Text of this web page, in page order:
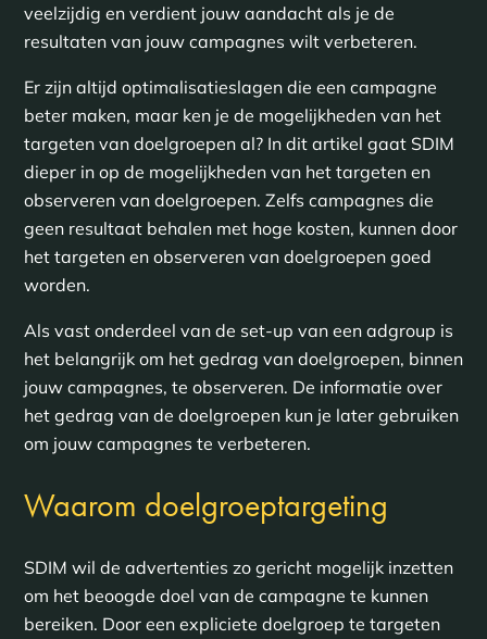
veelzijdig en verdient jouw aandacht als je de
resultaten van jouw campagnes wilt verbeteren.
Er zijn altijd optimalisatieslagen die een campagne
beter maken, maar ken je de mogelijkheden van het
targeten van doelgroepen al? In dit artikel gaat SDIM
dieper in op de mogelijkheden van het targeten en
observeren van doelgroepen. Zelfs campagnes die
geen resultaat behalen met hoge kosten, kunnen door
het targeten en observeren van doelgroepen goed
worden.
Als vast onderdeel van de set-up van een adgroup is
het belangrijk om het gedrag van doelgroepen, binnen
jouw campagnes, te observeren. De informatie over
het gedrag van de doelgroepen kun je later gebruiken
om jouw campagnes te verbeteren.
Waarom doelgroeptargeting
SDIM wil de advertenties zo gericht mogelijk inzetten
om het beoogde doel van de campagne te kunnen
bereiken. Door een expliciete doelgroep te targeten